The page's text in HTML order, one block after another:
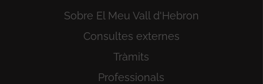
Sobre El Meu Vall d'Hebron
Consultes externes
Tràmits
Professionals